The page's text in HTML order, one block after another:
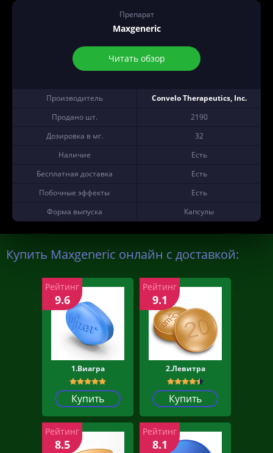
Препарат
Maxgeneric
Читать обзор
Производитель
Convelo Therapeutics, Inc.
Продано шт.
2190
Дозировка в мг.
32
Наличие
Есть
Бесплатная доставка
Есть
Побочные эффекты
Есть
Форма выпуска
Капсулы
Купить Maxgeneric онлайн с доставкой:
1.Виагра
Купить
Рейтинг
9.6
2.Левитра
Купить
Рейтинг
9.1
Рейтинг
8.5
Рейтинг
8.1